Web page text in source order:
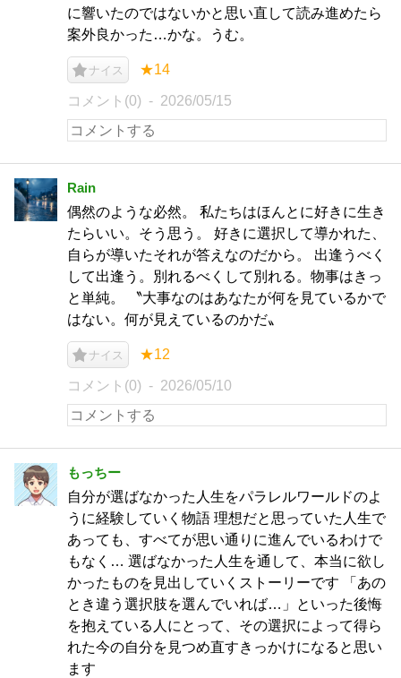
に響いたのではないかと思い直して読み進めたら
案外良かった…かな。うむ。
ナイス ★14
コメント(0) 2026/05/15
Rain
偶然のような必然。 私たちはほんとに好きに生き
たらいい。そう思う。 好きに選択して導かれた、
自らが導いたそれが答えなのだから。 出逢うべく
して出逢う。別れるべくして別れる。物事はきっ
と単純。 〝大事なのはあなたが何を見ているかで
はない。何が見えているのかだ〟
ナイス ★12
コメント(0) 2026/05/10
もっちー
自分が選ばなかった人生をパラレルワールドのよ
うに経験していく物語 理想だと思っていた人生で
あっても、すべてが思い通りに進んでいるわけで
もなく… 選ばなかった人生を通して、本当に欲し
かったものを見出していくストーリーです 「あの
とき違う選択肢を選んでいれば…」といった後悔
を抱えている人にとって、その選択によって得ら
れた今の自分を見つめ直すきっかけになると思い
ます